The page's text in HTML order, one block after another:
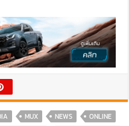
MUX NEWS
ONLINE